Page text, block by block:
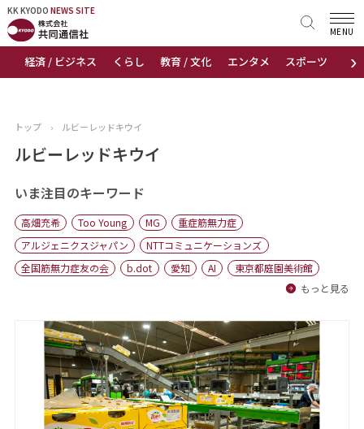
KK KYODO NEWS SITE
›
経済 / ビジネス くらし 教育 / 文化 エンタメ スポーツ 地域
MENU
KK KYODONEWS SITE
トップページ
ニュース
おすすめコンテンツ
出版物
会社概要
トップ › ルビーレッドキウイ
ルビーレッドキウイ
いま注目のキーワード
高畑充希 Too Young MG
重症筋無力症
アルジェニクスジャパン
NTTコミュニケーションズ
全国筋無力症友の会
b.dot 愛知 AI
東京都庭園美術館
もっと見る